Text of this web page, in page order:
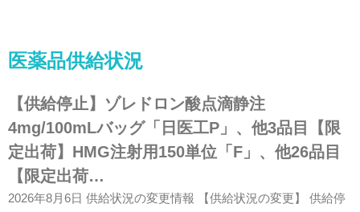
医薬品供給状況
【供給停止】ゾレドロン酸点滴静注
4mg/100mLバッグ「日医工P」、他3品目【限
定出荷】HMG注射用150単位「F」、他26品目
【限定出荷…
2026年8月6日 供給状況の変更情報 【供給状況の変更】 供給停